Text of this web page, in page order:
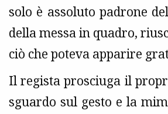
solo è assoluto padrone
della messa in quadro,
ciò che poteva apparire
Il regista prosciuga il
sguardo sul gesto e la